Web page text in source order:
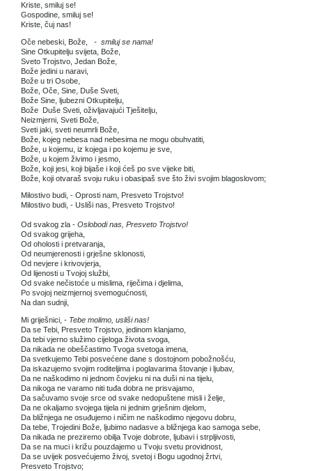
Kriste, smiluj se!
Gospodine, smiluj se!
Kriste, čuj nas!
Oče nebeski, Bože, - smiluj se nama!
Sine Otkupitelju svijeta, Bože,
Sveto Trojstvo, Jedan Bože,
Bože jedini u naravi,
Bože u tri Osobe,
Bože, Oče, Sine, Duše Sveti,
Bože Sine, ljubezni Otkupitelju,
Bože Duše Sveti, oživljavajući Tješitelju,
Neizmjerni, Sveti Bože,
Sveti jaki, sveti neumrli Bože,
Bože, kojeg nebesa nad nebesima ne mogu obuhvatiti,
Bože, u kojemu, iz kojega i po kojemu je sve,
Bože, u kojem živimo i jesmo,
Bože, koji jesi, koji bijaše i koji ćeš po sve vijeke biti,
Bože, koji otvaraš svoju ruku i obasipaš sve što živi svojim blagoslovom;
Milostivo budi, - Oprosti nam, Presveto Trojstvo!
Milostivo budi, - Usliši nas, Presveto Trojstvo!
Od svakog zla - Oslobodi nas, Presveto Trojstvo!
Od svakog grijeha,
Od oholosti i pretvaranja,
Od neumjerenosti i grješne sklonosti,
Od nevjere i krivovjerja,
Od lijenosti u Tvojoj službi,
Od svake nečistoće u mislima, riječima i djelima,
Po svojoj neizmjernoj svemogućnosti,
Na dan sudnji,
Mi griješnici, - Tebe molimo, usliši nas!
Da se Tebi, Presveto Trojstvo, jedinom klanjamo,
Da tebi vjerno služimo cijeloga života svoga,
Da nikada ne obeščastimo Tvoga svetoga imena,
Da svetkujemo Tebi posvećene dane s dostojnom pobožnošću,
Da iskazujemo svojim roditeljima i poglavarima štovanje i ljubav,
Da ne naškodimo ni jednom čovjeku ni na duši ni na tijelu,
Da nikoga ne varamo niti tuđa dobra ne prisvajamo,
Da sačuvamo svoje srce od svake nedopuštene misli i želje,
Da ne okaljamo svojega tijela ni jednim grješnim djelom,
Da bližnjega ne osuđujemo i ničim ne naškodimo njegovu dobru,
Da tebe, Trojedini Bože, ljubimo nadasve a bližnjega kao samoga sebe,
Da nikada ne preziremo obilja Tvoje dobrote, ljubavi i strpljivosti,
Da se na muci i križu pouzdajemo u Tvoju svetu providnost,
Da se uvijek posvećujemo živoj, svetoj i Bogu ugodnoj žrtvi,
Presveto Trojstvo;